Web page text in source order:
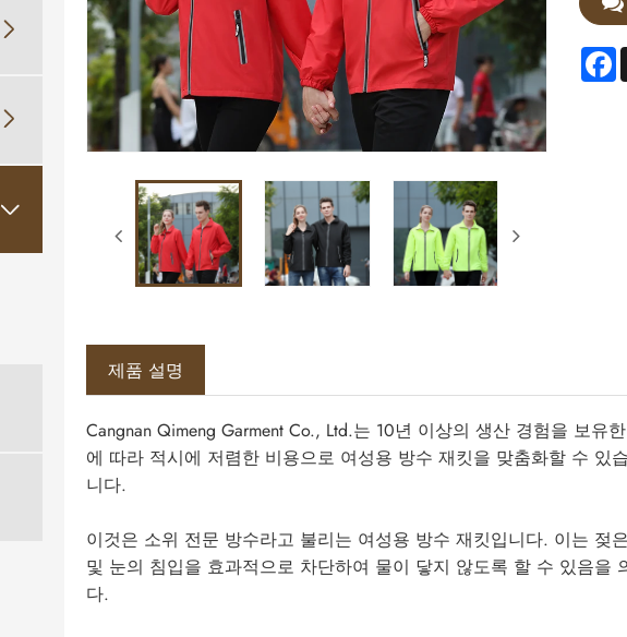



제품 설명
Cangnan Qimeng Garment Co., Ltd.는 10년 이상의 생산 경험을 보
에 따라 적시에 저렴한 비용으로 여성용 방수 재킷을 맞춤화할 수
니다.
이것은 소위 전문 방수라고 불리는 여성용 방수 재킷입니다. 이는
및 눈의 침입을 효과적으로 차단하여 물이 닿지 않도록 할 수 있음
다.